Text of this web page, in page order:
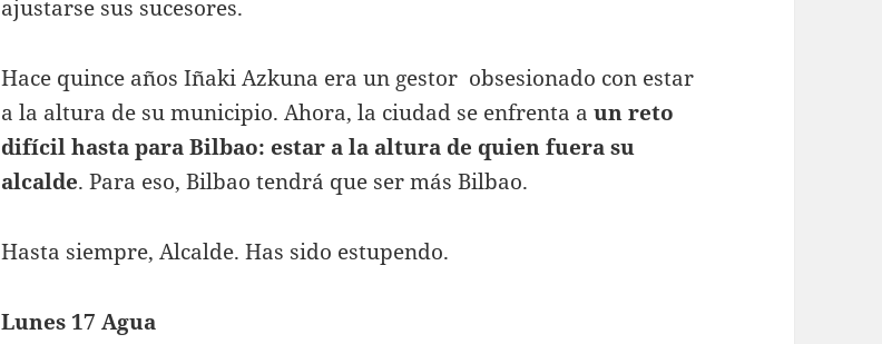
ajustarse sus sucesores.
Hace quince años Iñaki Azkuna era un gestor obsesionado con estar
a la altura de su municipio. Ahora, la ciudad se enfrenta aun reto
difícil hasta para Bilbao: estar a la altura de quien fuera su
alcalde. Para eso, Bilbao tendrá que ser más Bilbao.
Hasta siempre, Alcalde. Has sido estupendo.
Lunes 17 Agua